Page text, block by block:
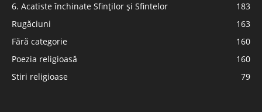
6. Acatiste închinate Sfinților și Sfintelor
183
Rugăciuni
163
Fără categorie
160
Poezia religioasă
160
Stiri religioase
79